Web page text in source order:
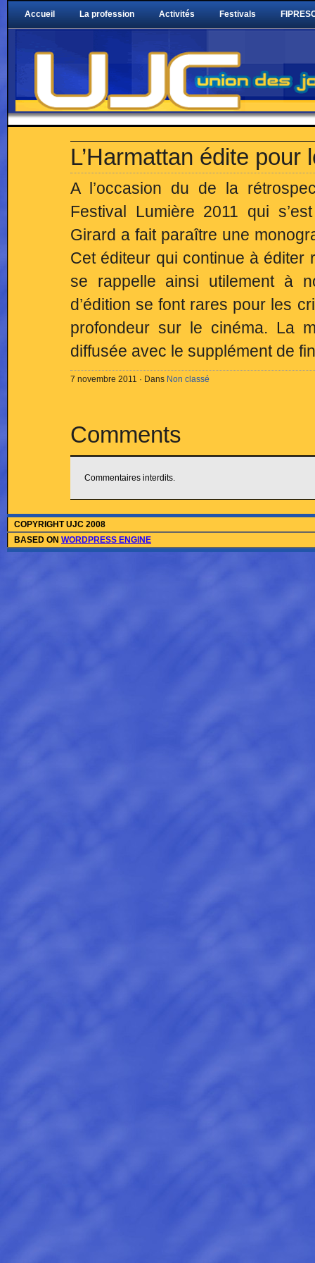
Accueil La profession Activités Festivals
L’Harmattan édite pour
A l’occasion du de la
Festival Lumière 2011 qui
Girard a fait paraître une
Cet éditeur qui continue à éditer
se rappelle ainsi utilement à
d’édition se font rares pour les
profondeur sur le cinéma. La
diffusée avec le supplément de
7 novembre 2011 · Dans Non classé
Comments
Commentaires interdits.
COPYRIGHT UJC 2008
BASED ON WORDPRESS ENGINE